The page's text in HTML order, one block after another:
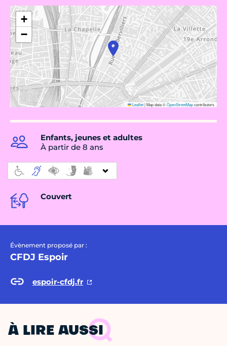
+
−
Leaflet|Map data ©OpenStreetMapcontributors
Enfants, jeunes et adultes
À partir de 8 ans
Couvert
Évènement proposé par :
CFDJ Espoir
espoir-cfdj.fr
À LIRE AUSSI